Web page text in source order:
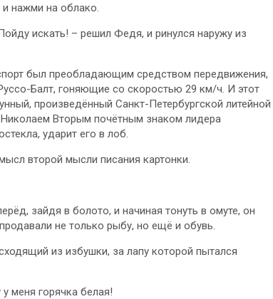
нажми на облако.
искать! – решил Федя, и ринулся наружу из
был преобладающим средством передвижения,
Балт, гоняющие со скоростью 29 км/ч. И этот
произведённый Санкт-Петербургской литейной
Вторым почётным знаком лидера
ударит его в лоб.
второй мысли писания картонки.
зайдя в болото, и начиная тонуть в омуте, он
не только рыбу, но ещё и обувь.
из избушки, за лапу которой пытался
меня горячка белая!